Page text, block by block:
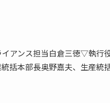
アンス担当白倉三徳▽執行
括本部長奥野嘉夫、生産統